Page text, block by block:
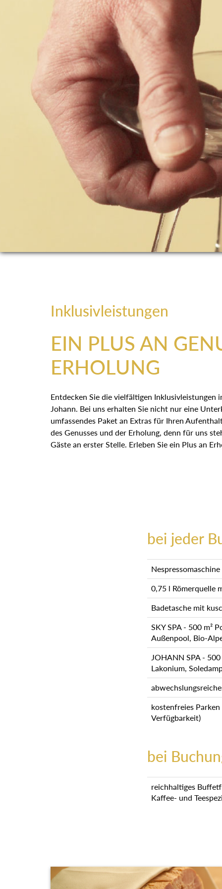
Inklusivleistungen
EIN PLUS AN
ERHOLUNG
Entdecken Sie die vielfältigen Inklusivleistungen
Johann. Bei uns erhalten Sie nicht nur eine
umfassendes Paket an Extras für Ihren
des Genusses und der Erholung, denn für uns
Gäste an erster Stelle. Erleben Sie ein Plus an
bei jeder
0,75 l Römerquelle
Badetasche mit
SKY SPA - 500 m²
Außenpool, Bio-
JOHANN SPA -
Lakonium,
kostenfreies
Verfügbarkeit)
bei
reichhaltiges
Kaffee- und